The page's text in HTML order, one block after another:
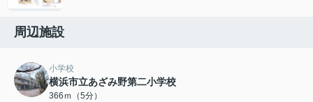
周辺施設
小学校
横浜市立あざみ野第二小学校
366ｍ（5分）